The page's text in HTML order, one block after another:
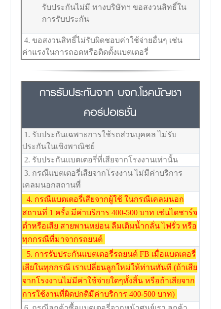
รับประกันไม่มี ทางบริษัทฯ ขอสงวนสิทธิ์ใน
การรับประกัน
4. ขอสงวนสิทธิ์ไม่รับผิดชอบค่าใช้จ่ายอื่นๆ เช่น
ค่าแรงในการถอดหรือติดตั้งแบตเตอรี่
การรับประกันจาก บจก.โชคบัญชา
คอร์ปอเรชั่น
1. รับประกันเฉพาะการใช้รถส่วนบุคคล ไม่รับ
ประกันในเชิงพาณิชย์
2. รับประกันแบตเตอรี่ที่เสียจากโรงงานเท่านั้น
3. กรณีแบตเตอรี่เสียจากโรงงาน ไม่มีค่าบริการ
เคลมนอกสถานที่
4. กรณีแบตเตอรี่เสียจากผู้ใช้ ในกรณีเคลมนอก
สถานที่ 1 ครั้ง มีค่าบริการ 400-500 บาท เช่นไดชาร์จ
ต่ำหรือเสีย สายพานหย่อน ลืมเติมน้ำกลั่น ไฟรั่ว หรือ
ทุกกรณีที่มาจากรถยนต์
5. การรับประกันแบตเตอรี่รถยนต์ FB เมื่อแบตเตอรี่
เสียในทุกกรณี เราเปลี่ยนลูกใหม่ให้ท่านทันที (ถ้าเสีย
จากโรงงานไม่มีค่าใช้จ่ายใดๆทั้งสิ้น หรือถ้าเสียจาก
การใช้งานที่ผิดปกติมีค่าบริการ 400-500 บาท)